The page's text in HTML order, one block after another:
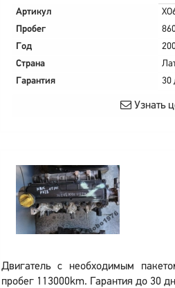
Артикул
Пробег
Год
Страна
Гарантия
30
Узнать
Двигатель с необходимым
пробег 113000km. Гарантия до 30